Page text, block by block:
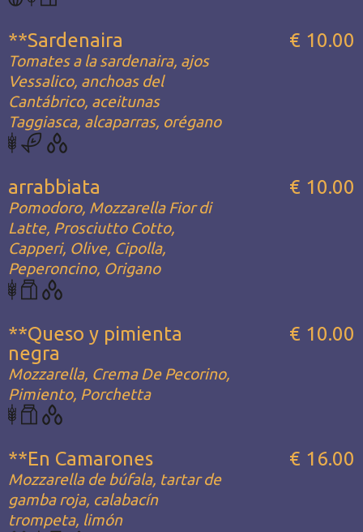
**Sardenaira
Tomates a la sardenaira, ajos
Vessalico, anchoas del
Cantábrico, aceitunas
Taggiasca, alcaparras, orégano
€ 10.00
arrabbiata
Pomodoro, Mozzarella Fior di
Latte, Prosciutto Cotto,
Capperi, Olive, Cipolla,
Peperoncino, Origano
€ 10.00
**Queso y pimienta
negra
Mozzarella, Crema De Pecorino,
Pimiento, Porchetta
€ 10.00
**En Camarones
Mozzarella de búfala, tartar de
gamba roja, calabacín
trompeta, limón
€ 16.00